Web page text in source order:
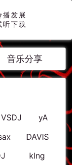
发展
下载
音乐分享
VSDJ
yA
DAVIS
kIng